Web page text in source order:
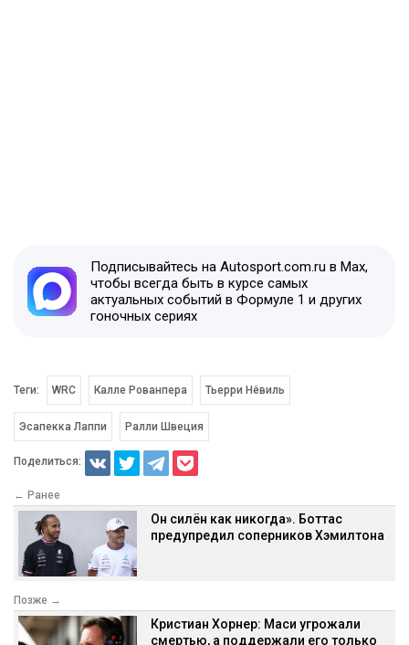
Подписывайтесь на Autosport.com.ru в Max,
чтобы всегда быть в курсе самых
актуальных событий в Формуле 1 и других
гоночных сериях
Теги: WRC Калле Рованпера Тьерри Нёвиль
Эсапекка Лаппи Ралли Швеция
Поделиться:
← Ранее
Он силён как никогда». Боттас
предупредил соперников Хэмилтона
Позже →
Кристиан Хорнер: Маси угрожали
смертью, а поддержали его только